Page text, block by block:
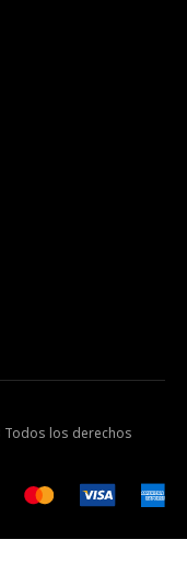
Todos los derechos